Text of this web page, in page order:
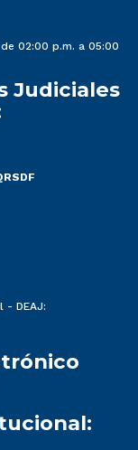
02:00 p.m. a 05:00
Judiciales
- DEAJ: